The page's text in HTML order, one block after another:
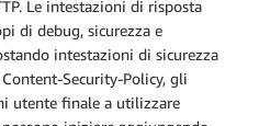
Le intestazioni di risposta
di debug, sicurezza e
intestazioni di sicurezza
Security-Policy, gli
utente finale a utilizzare